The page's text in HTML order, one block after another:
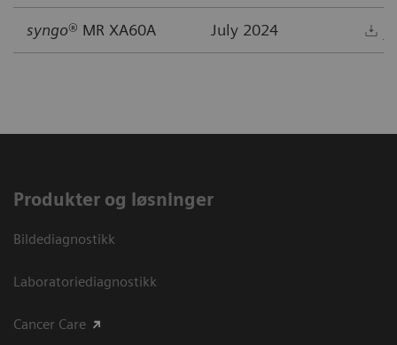
syngo® MR XA60A July 2024
Produkter og løsninger
Bildediagnostikk
Laboratoriediagnostikk
Cancer Care